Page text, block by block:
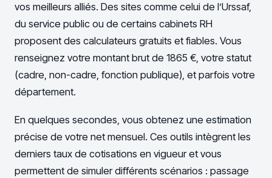
vos meilleurs alliés. Des sites comme celui de l’Urssaf,
du service public ou de certains cabinets RH
proposent des calculateurs gratuits et fiables. Vous
renseignez votre montant brut de 1865 €, votre statut
(cadre, non-cadre, fonction publique), et parfois votre
département.
En quelques secondes, vous obtenez une estimation
précise de votre net mensuel. Ces outils intègrent les
derniers taux de cotisations en vigueur et vous
permettent de simuler différents scénarios : passage